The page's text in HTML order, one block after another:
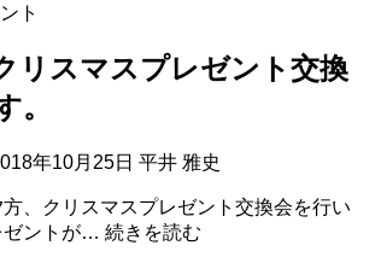
ス
ン
交
換
ト
リスマスプレゼント交換
。
年10月25日 平井 雅史
、クリスマスプレゼント交換会を行い
ゼントが… 続きを読む